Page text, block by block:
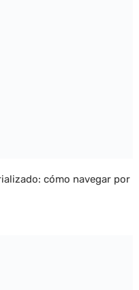
cómo navegar por